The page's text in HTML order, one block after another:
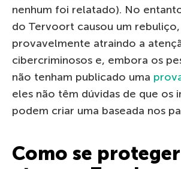
nenhum foi relatado). No
do Tervoort causou um rebuliço,
provavelmente atraindo a
cibercriminosos e, embora os
não tenham publicado uma
eles não têm dúvidas de que os
podem criar uma baseada nos
Como se